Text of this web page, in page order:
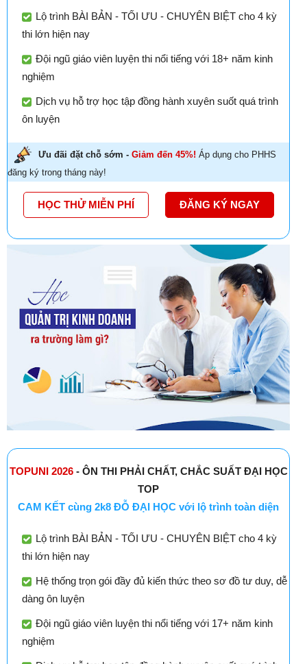
Lộ trình BÀI BẢN - TỐI ƯU - CHUYÊN BIỆT cho 4 kỳ
thi lớn hiện nay
Đội ngũ giáo viên luyện thi nổi tiếng với 18+ năm kinh
nghiệm
Dịch vụ hỗ trợ học tập đồng hành xuyên suốt quá trình
ôn luyện
Ưu đãi đặt chỗ sớm - Giảm đến 45%! Áp dụng cho PHHS
đăng ký trong tháng này!
HỌC THỬ MIỄN PHÍ ĐĂNG KÝ NGAY
TOPUNI 2026- ÔN THI PHẢI CHẤT, CHẮC SUẤT ĐẠI HỌC
TOP
CAM KẾT cùng 2k8 ĐỖ ĐẠI HỌC với lộ trình toàn diện
Lộ trình BÀI BẢN - TỐI ƯU - CHUYÊN BIỆT cho 4 kỳ
thi lớn hiện nay
Hệ thống trọn gói đầy đủ kiến thức theo sơ đồ tư duy, dễ
dàng ôn luyện
Đội ngũ giáo viên luyện thi nổi tiếng với 17+ năm kinh
nghiệm